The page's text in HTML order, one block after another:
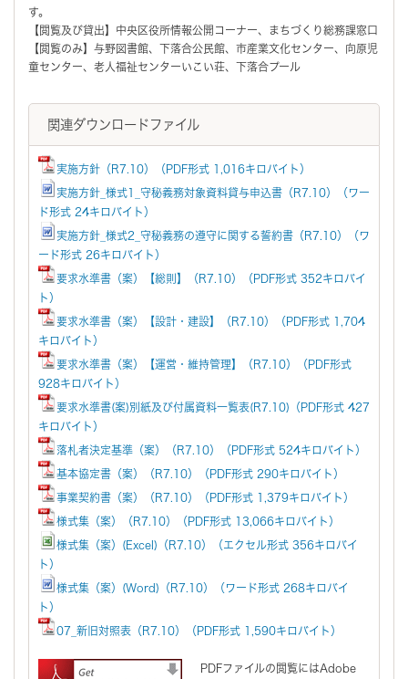
す。
【閲覧及び貸出】中央区役所情報公開コーナー、まちづくり総務課窓口
【閲覧のみ】与野図書館、下落合公民館、市産業文化センター、向原児
童センター、老人福祉センターいこい荘、下落合プール
関連ダウンロードファイル
実施方針（R7.10）（PDF形式 1,016キロバイト）
実施方針_様式1_守秘義務対象資料貸与申込書（R7.10）（ワー
ド形式 24キロバイト）
実施方針_様式2_守秘義務の遵守に関する誓約書（R7.10）（ワ
ード形式 26キロバイト）
要求水準書（案）【総則】（R7.10）（PDF形式 352キロバイ
ト）
要求水準書（案）【設計・建設】（R7.10）（PDF形式 1,704
キロバイト）
要求水準書（案）【運営・維持管理】（R7.10）（PDF形式
928キロバイト）
要求水準書(案)別紙及び付属資料一覧表(R7.10)（PDF形式 427
キロバイト）
落札者決定基準（案）（R7.10）（PDF形式 524キロバイト）
基本協定書（案）（R7.10）（PDF形式 290キロバイト）
事業契約書（案）（R7.10）（PDF形式 1,379キロバイト）
様式集（案）（R7.10）（PDF形式 13,066キロバイト）
様式集（案）(Excel)（R7.10）（エクセル形式 356キロバイ
ト）
様式集（案）(Word)（R7.10）（ワード形式 268キロバイ
ト）
07_新旧対照表（R7.10）（PDF形式 1,590キロバイト）
PDFファイルの閲覧にはAdobe